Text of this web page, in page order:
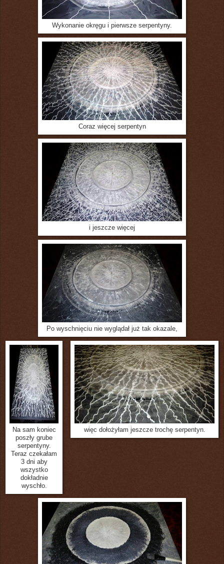
Wykonanie okręgu i pierwsze serpentyny.
Coraz więcej serpentyn
i jeszcze więcej
Po wyschnięciu nie wyglądał już tak okazale,
więc dołożyłam jeszcze trochę serpentyn.
Na sam koniec
poszły grube
serpentyny.
Teraz czekałam
3 dni aby
wszystko
dokładnie
wyschło.